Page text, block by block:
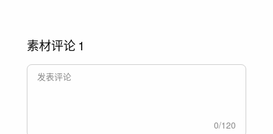
素材评论 1
0/120